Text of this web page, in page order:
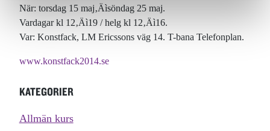
När: torsdag 15 maj‚Äìsöndag 25 maj.
Vardagar kl 12‚Äì19 / helg kl 12‚Äì16.
Var: Konstfack, LM Ericssons väg 14. T-bana Telefonplan.
www.konstfack2014.se
KATEGORIER
Allmän kurs